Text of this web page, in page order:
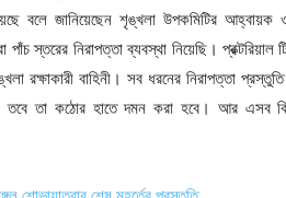
বলে জানিয়েছেন শৃঙ্খলা উপকমিটির আহ্বায়ক ও
স্তরের নিরাপত্তা ব্যবস্থা নিয়েছি। প্রক্টরিয়াল
রক্ষাকারী বাহিনী। সব ধরনের নিরাপত্তা
তবে তা কঠোর হাতে দমন করা হবে। আর এসব